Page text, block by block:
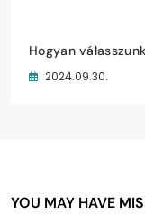
Hogyan
2024.09.30.
YOU MAY HAVE